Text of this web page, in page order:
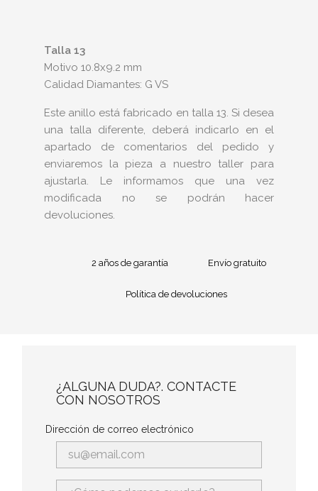
Talla 13
Motivo 10.8x9.2 mm
Calidad Diamantes: G VS
Este anillo está fabricado en talla 13. Si desea
una talla diferente, deberá indicarlo en el
apartado de comentarios del pedido y
enviaremos la pieza a nuestro taller para
ajustarla. Le informamos que una vez
modificada no se podrán hacer
devoluciones.
2 años de garantía Envío gratuito
Política de devoluciones
¿ALGUNA DUDA?. CONTACTE
CON NOSOTROS
Dirección de correo electrónico